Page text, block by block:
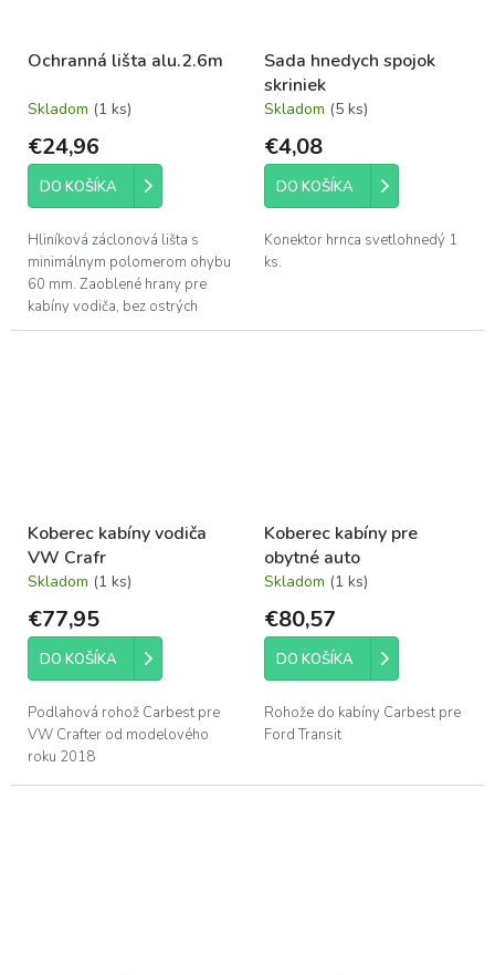
Ochranná lišta alu.2.6m
Skladom (1 ks)
€24,96
DO KOŠÍKA
Hliníková záclonová lišta s
minimálnym polomerom ohybu
60 mm. Zaoblené hrany pre
kabíny vodiča, bez ostrých
hrán. Vyrobená z eloxovaného
Sada hnedych spojok
skriniek
Skladom (5 ks)
€4,08
DO KOŠÍKA
Konektor hrnca svetlohnedý 1
ks.
Koberec kabíny vodiča
VW Crafr
Skladom (1 ks)
€77,95
DO KOŠÍKA
Podlahová rohož Carbest pre
VW Crafter od modelového
roku 2018
Koberec kabíny pre
obytné auto
Skladom (1 ks)
€80,57
DO KOŠÍKA
Rohože do kabíny Carbest pre
Ford Transit